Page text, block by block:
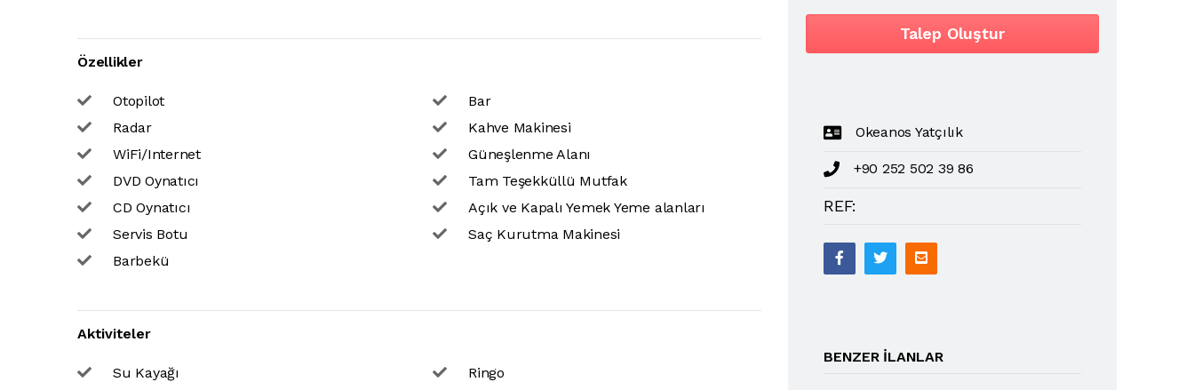
Özellikler
Otopilot
Radar
WiFi/Internet
DVD Oynatıcı
CD Oynatıcı
Servis Botu
Barbekü
Bar
Kahve Makinesi
Güneşlenme Alanı
Tam Teşekküllü Mutfak
Açık ve Kapalı Yemek Yeme alanları
Saç Kurutma Makinesi
Aktiviteler
Su Kayağı
Ringo
Talep Oluştur
Okeanos Yatçılık
+90 252 502 39 86
REF:
BENZER ILANLAR